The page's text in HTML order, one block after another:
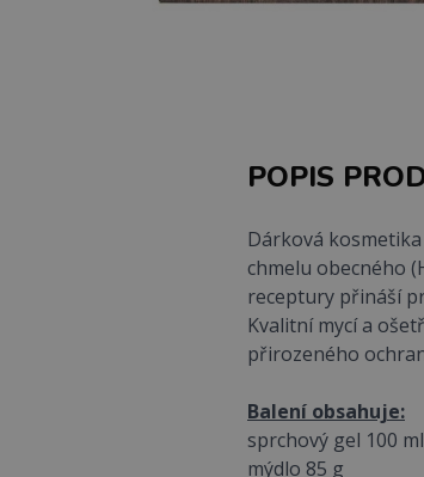
POPIS
Dárková
chmelu obecného
receptury přináší
Kvalitní mycí a
přirozeného
Balení obsahuje:
sprchový gel 100 ml
mýdlo 85 g